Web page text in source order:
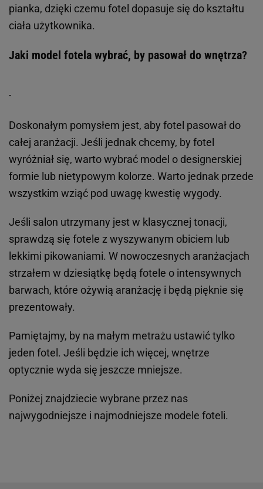
pianka, dzięki czemu fotel dopasuje się do kształtu
ciała użytkownika.
Jaki model fotela wybrać, by pasował do wnętrza?
Doskonałym pomysłem jest, aby fotel pasował do
całej aranżacji. Jeśli jednak chcemy, by fotel
wyróżniał się, warto wybrać model o designerskiej
formie lub nietypowym kolorze. Warto jednak przede
wszystkim wziąć pod uwagę kwestię wygody.
Jeśli salon utrzymany jest w klasycznej tonacji,
sprawdzą się fotele z wyszywanym obiciem lub
lekkimi pikowaniami. W nowoczesnych aranżacjach
strzałem w dziesiątkę będą fotele o intensywnych
barwach, które ożywią aranżację i będą pięknie się
prezentowały.
Pamiętajmy, by na małym metrażu ustawić tylko
jeden fotel. Jeśli będzie ich więcej, wnętrze
optycznie wyda się jeszcze mniejsze.
Poniżej znajdziecie wybrane przez nas
najwygodniejsze i najmodniejsze modele foteli.